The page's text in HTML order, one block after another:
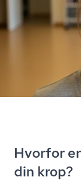
Hvorfor
din krop?